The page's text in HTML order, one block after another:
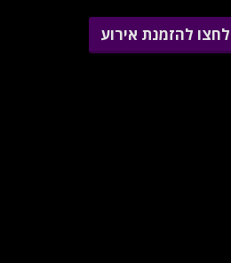
לחצו להזמנת אירוע